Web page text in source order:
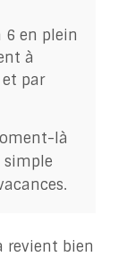
6 en plein
à
par
là
simple
revient bien